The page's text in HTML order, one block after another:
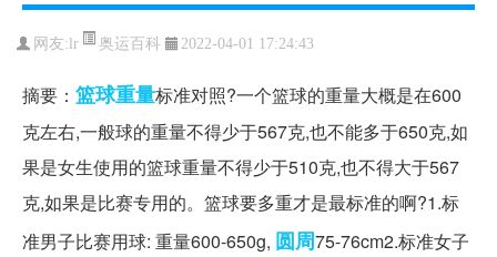
网友:lr 奥运百科 2022-04-01 17:24:43
摘要： 篮球重量标准对照?一个篮球的重量大概是在600
克左右,一般球的重量不得少于567克,也不能多于650克,如
果是女生使用的篮球重量不得少于510克,也不得大于567
克,如果是比赛专用的。篮球要多重才是最标准的啊?1.标
准男子比赛用球: 重量600-650g, 圆周75-76cm2.标准女子